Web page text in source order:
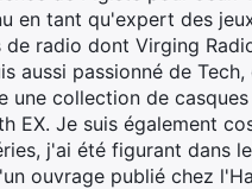
en tant qu'expert des
de radio dont Virging
aussi passionné de
une collection de
EX. Je suis également
j'ai été figurant dans
ouvrage publié chez